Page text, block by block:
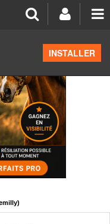
INSTALLER